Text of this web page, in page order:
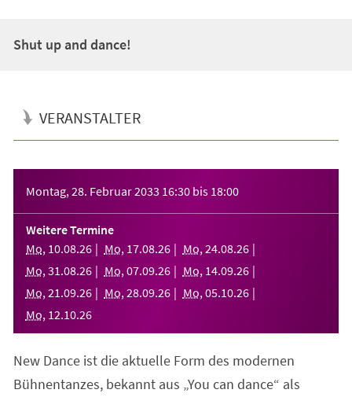
Shut up and dance!
VERANSTALTER
Montag, 28. Februar 2033 16:30 bis 18:00
Weitere Termine
Mo, 10.08.26 Mo, 17.08.26 Mo, 24.08.26
Mo, 31 .08.26 Mo, 07.09.26 Mo, 14.09.26
Mo, 21 .09.26 Mo, 28.09.26 Mo, 05.10.26
Mo, 12.10.26
New Dance ist die aktuelle Form des modernen
Bühnentanzes, bekannt aus „You can dance“ als